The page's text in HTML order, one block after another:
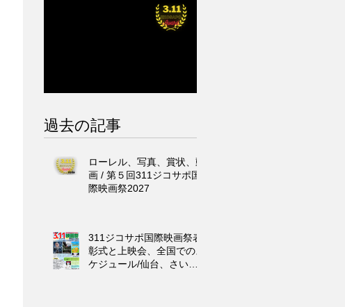
ローレル、写真、賞状、動
画 / 第５回311ジコサポ国
際映画祭2027
311ジコサポ国際映画祭表
彰式と上映会、全国でのス
ケジュール/仙台、さいた
過去の記事
ローレル、写真、賞状、